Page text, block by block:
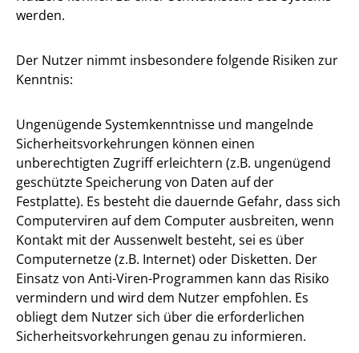
werden.
Der Nutzer nimmt insbesondere folgende Risiken zur
Kenntnis:
Ungenügende Systemkenntnisse und mangelnde
Sicherheitsvorkehrungen können einen
unberechtigten Zugriff erleichtern (z.B. ungenügend
geschützte Speicherung von Daten auf der
Festplatte). Es besteht die dauernde Gefahr, dass sich
Computerviren auf dem Computer ausbreiten, wenn
Kontakt mit der Aussenwelt besteht, sei es über
Computernetze (z.B. Internet) oder Disketten. Der
Einsatz von Anti-Viren-Programmen kann das Risiko
vermindern und wird dem Nutzer empfohlen. Es
obliegt dem Nutzer sich über die erforderlichen
Sicherheitsvorkehrungen genau zu informieren.